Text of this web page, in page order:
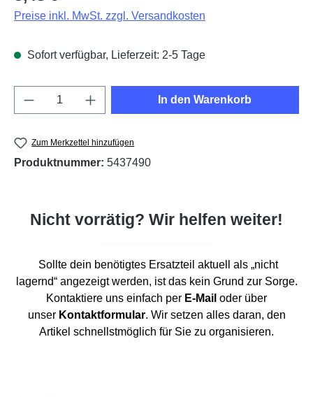
Preise inkl. MwSt. zzgl. Versandkosten
Sofort verfügbar, Lieferzeit: 2-5 Tage
Produkt Anzahl: Gib den gewünschten
In den Warenkorb
Zum Merkzettel hinzufügen
Produktnummer: 5437490
Nicht vorrätig? Wir helfen weiter!
Sollte dein benötigtes Ersatzteil aktuell als „nicht
lagernd“ angezeigt werden, ist das kein Grund zur Sorge.
Kontaktiere uns einfach per E-Mail oder über
unser Kontaktformular. Wir setzen alles daran, den
Artikel schnellstmöglich für Sie zu organisieren.